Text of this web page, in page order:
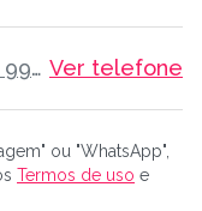
(12) 99669-6490 Ver telefone
ou "WhatsApp",
Termos de uso e